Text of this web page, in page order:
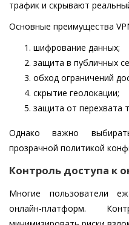
трафик и скрывают
Основные преимущества
шифрование данных;
защита в публичных
обход ограничений
скрытие геолокации;
защита от перехвата
Однако важно
прозрачной политикой
Контроль доступа к
Многие пользователи
онлайн-платформ.